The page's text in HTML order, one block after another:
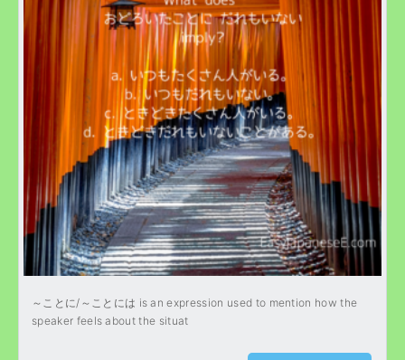
～ことに/～ことには is an expression used to mention how the
speaker feels about the situat